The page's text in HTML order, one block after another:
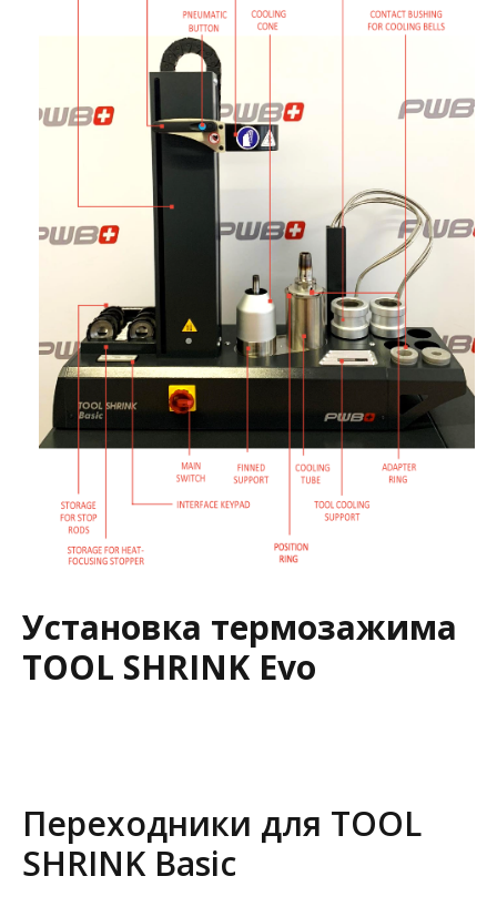
Установка термозажима
TOOL SHRINK Evo
Переходники для TOOL
SHRINK Basic